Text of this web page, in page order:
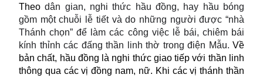
Theo dân gian, nghi thức hầu đồng, hay hầu bóng
gồm một chuỗi lễ tiết và do những người được “nhà
Thánh chọn” để làm các công việc lễ bái, chiêm bái
kính thỉnh các đấng thần linh thờ trong điện Mẫu. Về
bản chất, hầu đồng là nghi thức giao tiếp với thần linh
thông qua các vị đồng nam, nữ. Khi các vị thánh thần